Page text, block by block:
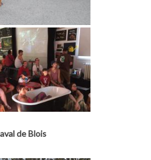
de Blois